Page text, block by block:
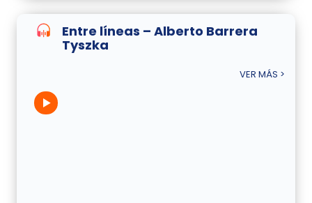
Entre líneas – Alberto Barrera
Tyszka
VER MÁS >